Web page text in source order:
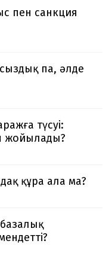
пен санкция
па, әлде
түсуі:
жойылады?
құра ала ма?